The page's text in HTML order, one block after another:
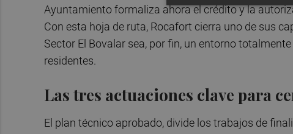
Ayuntamiento formaliza ahora el crédito y la
Con esta hoja de ruta, Rocafort cierra uno de sus
Sector El Bovalar sea, por fin, un entorno
residentes.
Las tres actuaciones clave para
El plan técnico aprobado, divide los trabajos de